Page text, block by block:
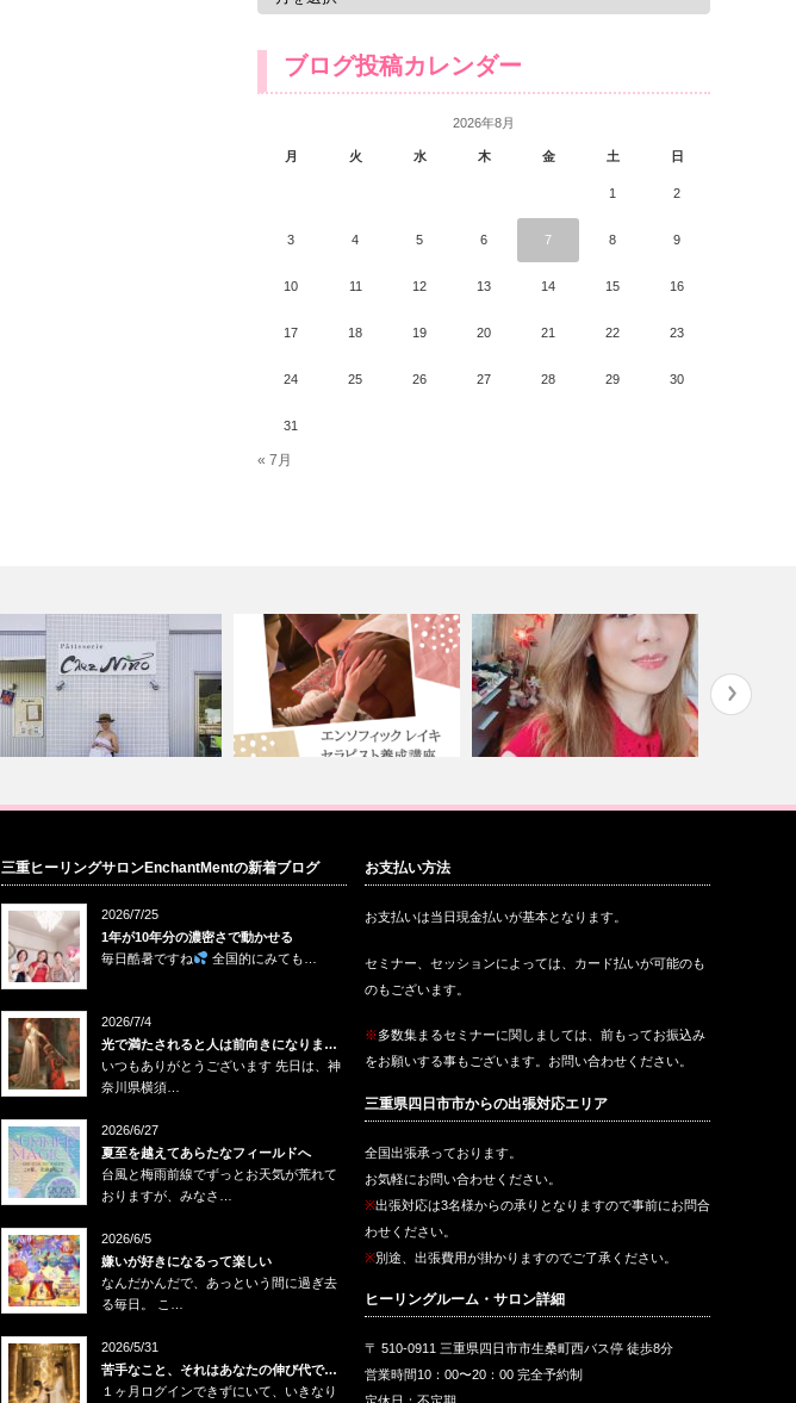
ブログ投稿カレンダー
2026年8月
月 火 水 木 金 土 日
1 2
3 4 5 6 7 8 9
10 11 12 13 14 15 16
17 18 19 20 21 22 23
24 25 26 27 28 29 30
31
« 7月
ノさんに行っ…
クレイキ
三重ヒーリングサロンEnchantMentの新着ブログ
2026/7/25
1年が10年分の濃密さで動かせる
毎日酷暑ですね
全国的にみても…
2026/7/4
光で満たされると人は前向きになりま…
いつもありがとうございます 先日は、神
奈川県横須…
2026/6/27
夏至を越えてあらたなフィールドへ
台風と梅雨前線でずっとお天気が荒れて
おりますが、みなさ…
2026/6/5
嫌いが好きになるって楽しい
なんだかんだで、あっという間に過ぎ去
る毎日。 こ…
2026/5/31
苦手なこと、それはあなたの伸び代で…
１ヶ月ログインできずにいて、いきなり
お支払い方法
お支払いは当日現金払いが基本となります。
セミナー、セッションによっては、カード払いが可能のも
のもございます。
※多数集まるセミナーに関しましては、前もってお振込み
をお願いする事もございます。お問い合わせください。
三重県四日市市からの出張対応エリア
全国出張承っております。
お気軽にお問い合わせください。
※出張対応は3名様からの承りとなりますので事前にお問合
わせください。
※別途、出張費用が掛かりますのでご了承ください。
ヒーリングルーム・サロン詳細
〒 510-0911 三重県四日市市生桑町西バス停 徒歩8分
営業時間10：00〜20：00 完全予約制